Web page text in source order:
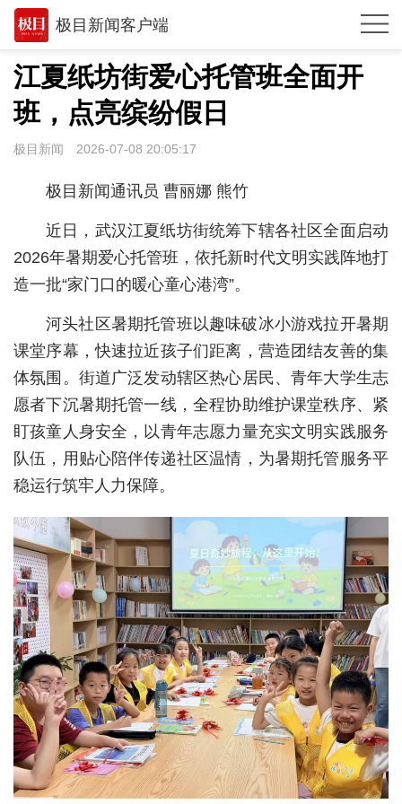
极目新闻客户端
推荐
体育
观点
武汉
世相
环球
专题
极客圈
经济
城建
健康
悠游
相亲
汽车
房产
消费
创意
江夏纸坊街爱心托管班全面开
班，点亮缤纷假日
极目新闻 2026-07-08 20:05:17
极目新闻通讯员 曹丽娜 熊竹
近日，武汉江夏纸坊街统筹下辖各社区全面启动
2026年暑期爱心托管班，依托新时代文明实践阵地打
造一批“家门口的暖心童心港湾”。
河头社区暑期托管班以趣味破冰小游戏拉开暑期
课堂序幕，快速拉近孩子们距离，营造团结友善的集
体氛围。街道广泛发动辖区热心居民、青年大学生志
愿者下沉暑期托管一线，全程协助维护课堂秩序、紧
盯孩童人身安全，以青年志愿力量充实文明实践服务
队伍，用贴心陪伴传递社区温情，为暑期托管服务平
稳运行筑牢人力保障。